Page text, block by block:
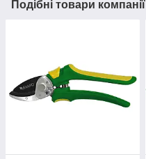
Подібні товари компанії